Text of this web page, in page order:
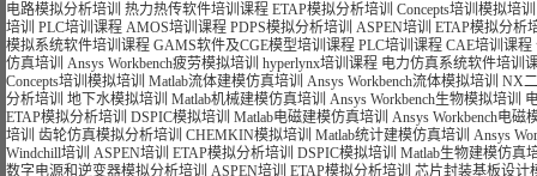
电路模拟分析培训 热力热传软件培训课程 ETAP模拟分析培训 Concepts培训模拟培训
培训 PLC培训课程 AMOS培训课程 PDPS模拟分析培训 ASPEN培训 ETAP模拟分析
模拟系统软件培训课程 GAMS软件及CGE模型培训课程 PLC培训课程 CAE培训课程
仿真培训 Ansys Workbench疲劳模拟培训 hyperlynx培训课程 电力仿真系统软件培训
Concepts培训模拟培训 Matlab流体建模仿真培训 Ansys Workbench流体模拟培训 NX
分析培训 地下水模拟培训 Matlab机械建模仿真培训 Ansys Workbench生物模拟培训
ETAP模拟分析培训 DSPIC模拟培训 Matlab电磁建模仿真培训 Ansys Workbench电磁
培训 齿轮仿真模拟分析培训 CHEMKIN模拟培训 Matlab统计建模仿真培训 Ansys
Windchill培训 ASPEN培训 ETAP模拟分析培训 DSPIC模拟培训 Matlab生物建模仿真
数字电源和逆变器模拟分析培训 ASPEN培训 ETAP模拟分析培训 芯片封装基板设计